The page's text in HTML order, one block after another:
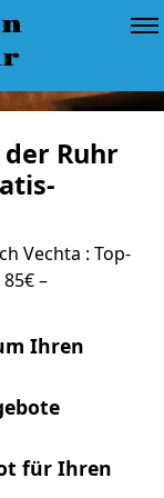
Ruhr
Vechta : Top-
–
Ihren
für Ihren